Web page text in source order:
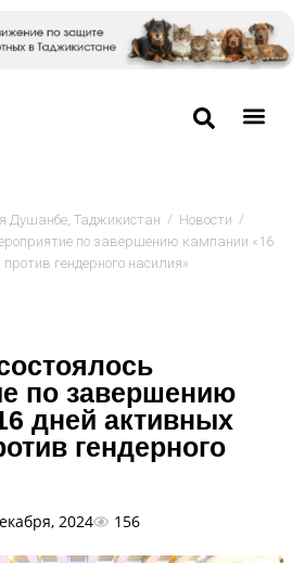
Душанбе, Таджикистан / Новости /
по завершению кампании «16
гендерного насилия»
по завершению
дней активных
гендерного
2024 156